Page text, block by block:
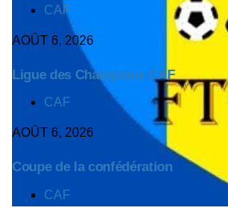
TAGSCAF
AOÛT 6, 2026
Ligue des Champions CAF
TAGSCAF
AOÛT 6, 2026
Coupe de la confédération
TAGSCAF